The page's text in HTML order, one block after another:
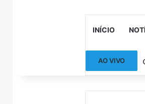
INÍCIO
AO VIVO